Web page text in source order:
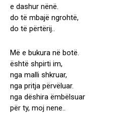
e dashur nënë.
do të mbajë ngrohtë,
do të përtërij..
Më e bukura në botë.
është shpirti im,
nga malli shkruar,
nga pritja përvëluar.
nga dëshira ëmbëlsuar
për ty, moj nene..